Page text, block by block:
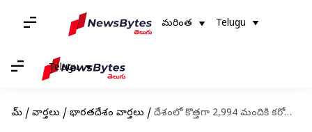
మరింత Telugu
Telugu
హోమ్ / వార్తలు / భారతదేశం వార్తలు / దేశంలో కొత్తగా 2,994 మందికి కరోనా; ఐదు మరణాలు